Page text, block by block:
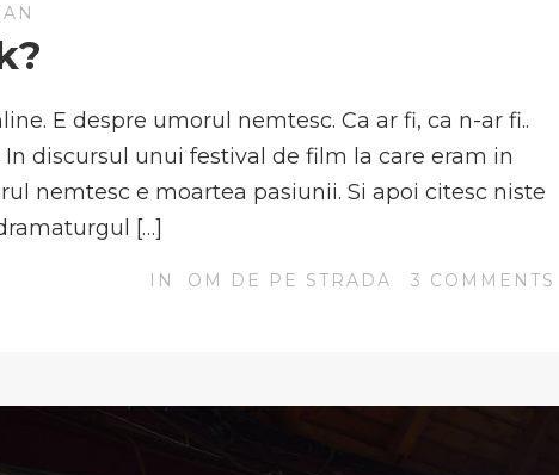
E despre umorul nemtesc. Ca ar fi, ca n-ar fi..
discursul unui festival de film la care eram in
nemtesc e moartea pasiunii. Si apoi citesc niste
[…]
IN OM DE PE STRADA 3 COMMENTS